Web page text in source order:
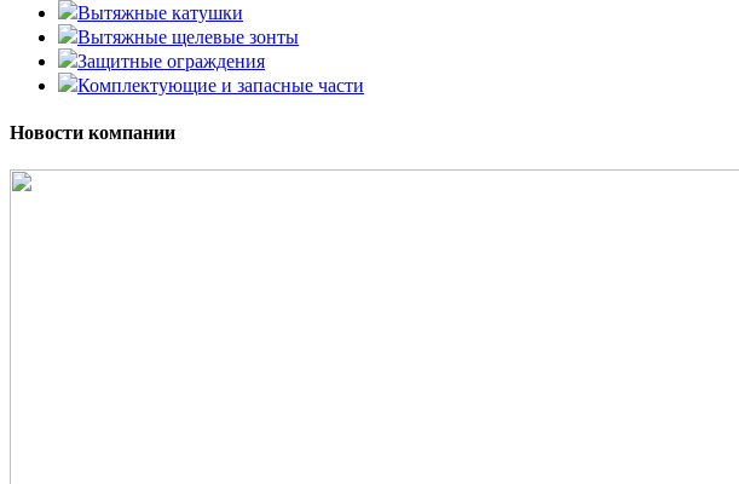
Вытяжные катушки
Вытяжные щелевые зонты
Защитные ограждения
Комплектующие и запасные части
Новости компании